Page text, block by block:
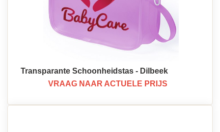
Transparante Schoonheidstas - Dilbeek
VRAAG NAAR ACTUELE PRIJS